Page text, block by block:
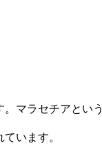
。マラセチアという
います。